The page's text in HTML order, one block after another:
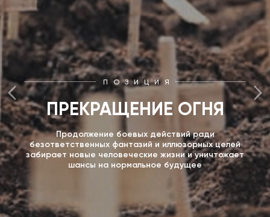
ПОЗИЦИЯ
ПРЕКРАЩЕНИЕ ОГНЯ
Продолжение боевых действий ради
безответственных фантазий и иллюзорных целей
забирает новые человеческие жизни и уничтожает
шансы на нормальное будущее